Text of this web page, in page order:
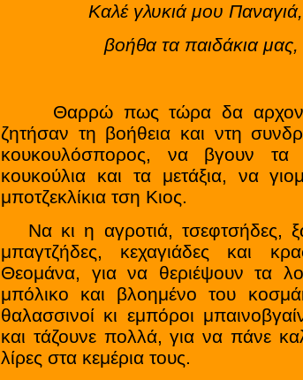
Καλέ γλυκιά μου
βοήθα τα παιδάκια μας,
Θαρρώ πως τώρα δα
ζητήσαν τη βοήθεια και ντη
κουκουλόσπορος, να βγουν
κουκούλια και τα μετάξια, να
μποτζεκλίκια τση Κιος.
Να κι η αγροτιά, τσεφτσήδες,
μπαγτζήδες, κεχαγιάδες και
Θεομάνα, για να θεριέψουν τα
μπόλικο και βλοημένο του
θαλασσινοί κι εμπόροι
και τάζουνε πολλά, για να πάνε
λίρες στα κεμέρια τους.